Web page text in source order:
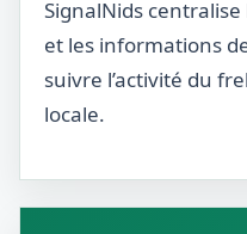
SignalNids
et les informations
suivre l’activité du
locale.